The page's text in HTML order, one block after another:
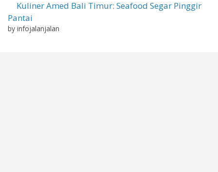
Kuliner Amed Bali Timur: Seafood Segar Pinggir
Pantai
by infojalanjalan